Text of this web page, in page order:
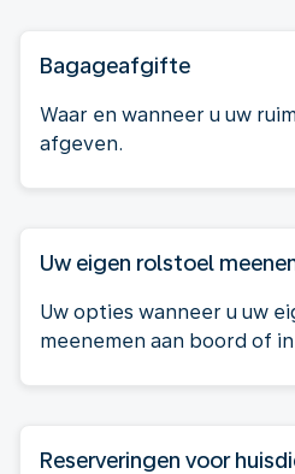
Bagageafgifte
Waar en wanneer u uw
afgeven.
Uw eigen rolstoel
Uw opties wanneer u uw
meenemen aan boord of
Reserveringen voor